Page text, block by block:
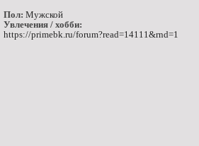
Пол: Мужской
Увлечения / хобби:
https://primebk.ru/forum?read=14111&rnd=1